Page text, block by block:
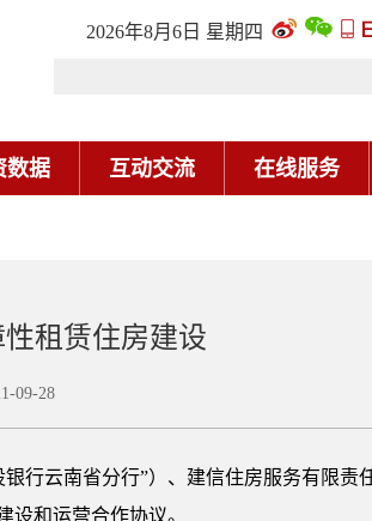
2026年8月6日 星期四
数据 互动交流 在线服务
租赁住房建设
09-28
行云南省分行”）、建信住房服务有限责
和运营合作协议。